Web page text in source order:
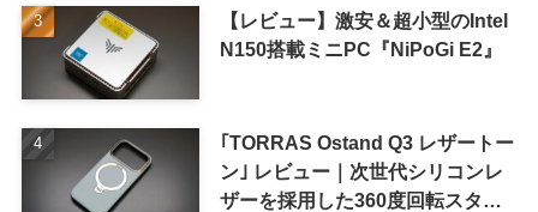
【レビュー】激安＆超小型のIntel
N150搭載ミニPC『NiPoGi E2』
｢TORRAS Ostand Q3 レザートー
ン｣ レビュー｜次世代シリコンレ
ザーを採用した360度回転スタン